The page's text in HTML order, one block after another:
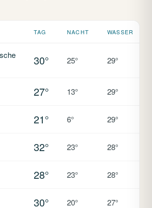
TAG NACHT WASSER
30° 25° 29°
27° 13° 29°
21° 6° 29°
32° 23° 28°
28° 23° 28°
30° 20° 27°